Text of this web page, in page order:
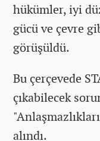
hükümler, iyi
gücü ve çevre
görüşüldü.
Bu çerçevede
çıkabilecek
alındı.